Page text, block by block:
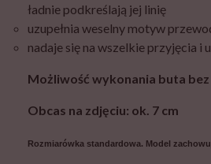
ładnie podkreślają jej linię
uzupełnia weselny motyw
nadaje się na wszelkie przyjęcia i
Możliwość wykonania buta
Obcas na zdjęciu: ok. 7 cm
Rozmiarówka standardowa. Model